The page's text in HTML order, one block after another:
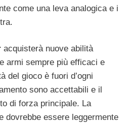
come una leva analogica e i
acquisterà nuove abilità
armi sempre più efficaci e
del gioco è fuori d’ogni
sono accettabili e il
di forza principale. La
dovrebbe essere leggermente